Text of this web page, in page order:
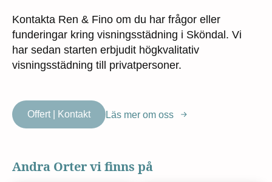
Kontakta Ren & Fino om du har frågor eller
funderingar kring visningsstädning i Sköndal. Vi
har sedan starten erbjudit högkvalitativ
visningsstädning till privatpersoner.
Offert | Kontakt Läs mer om oss
Andra Orter vi finns på